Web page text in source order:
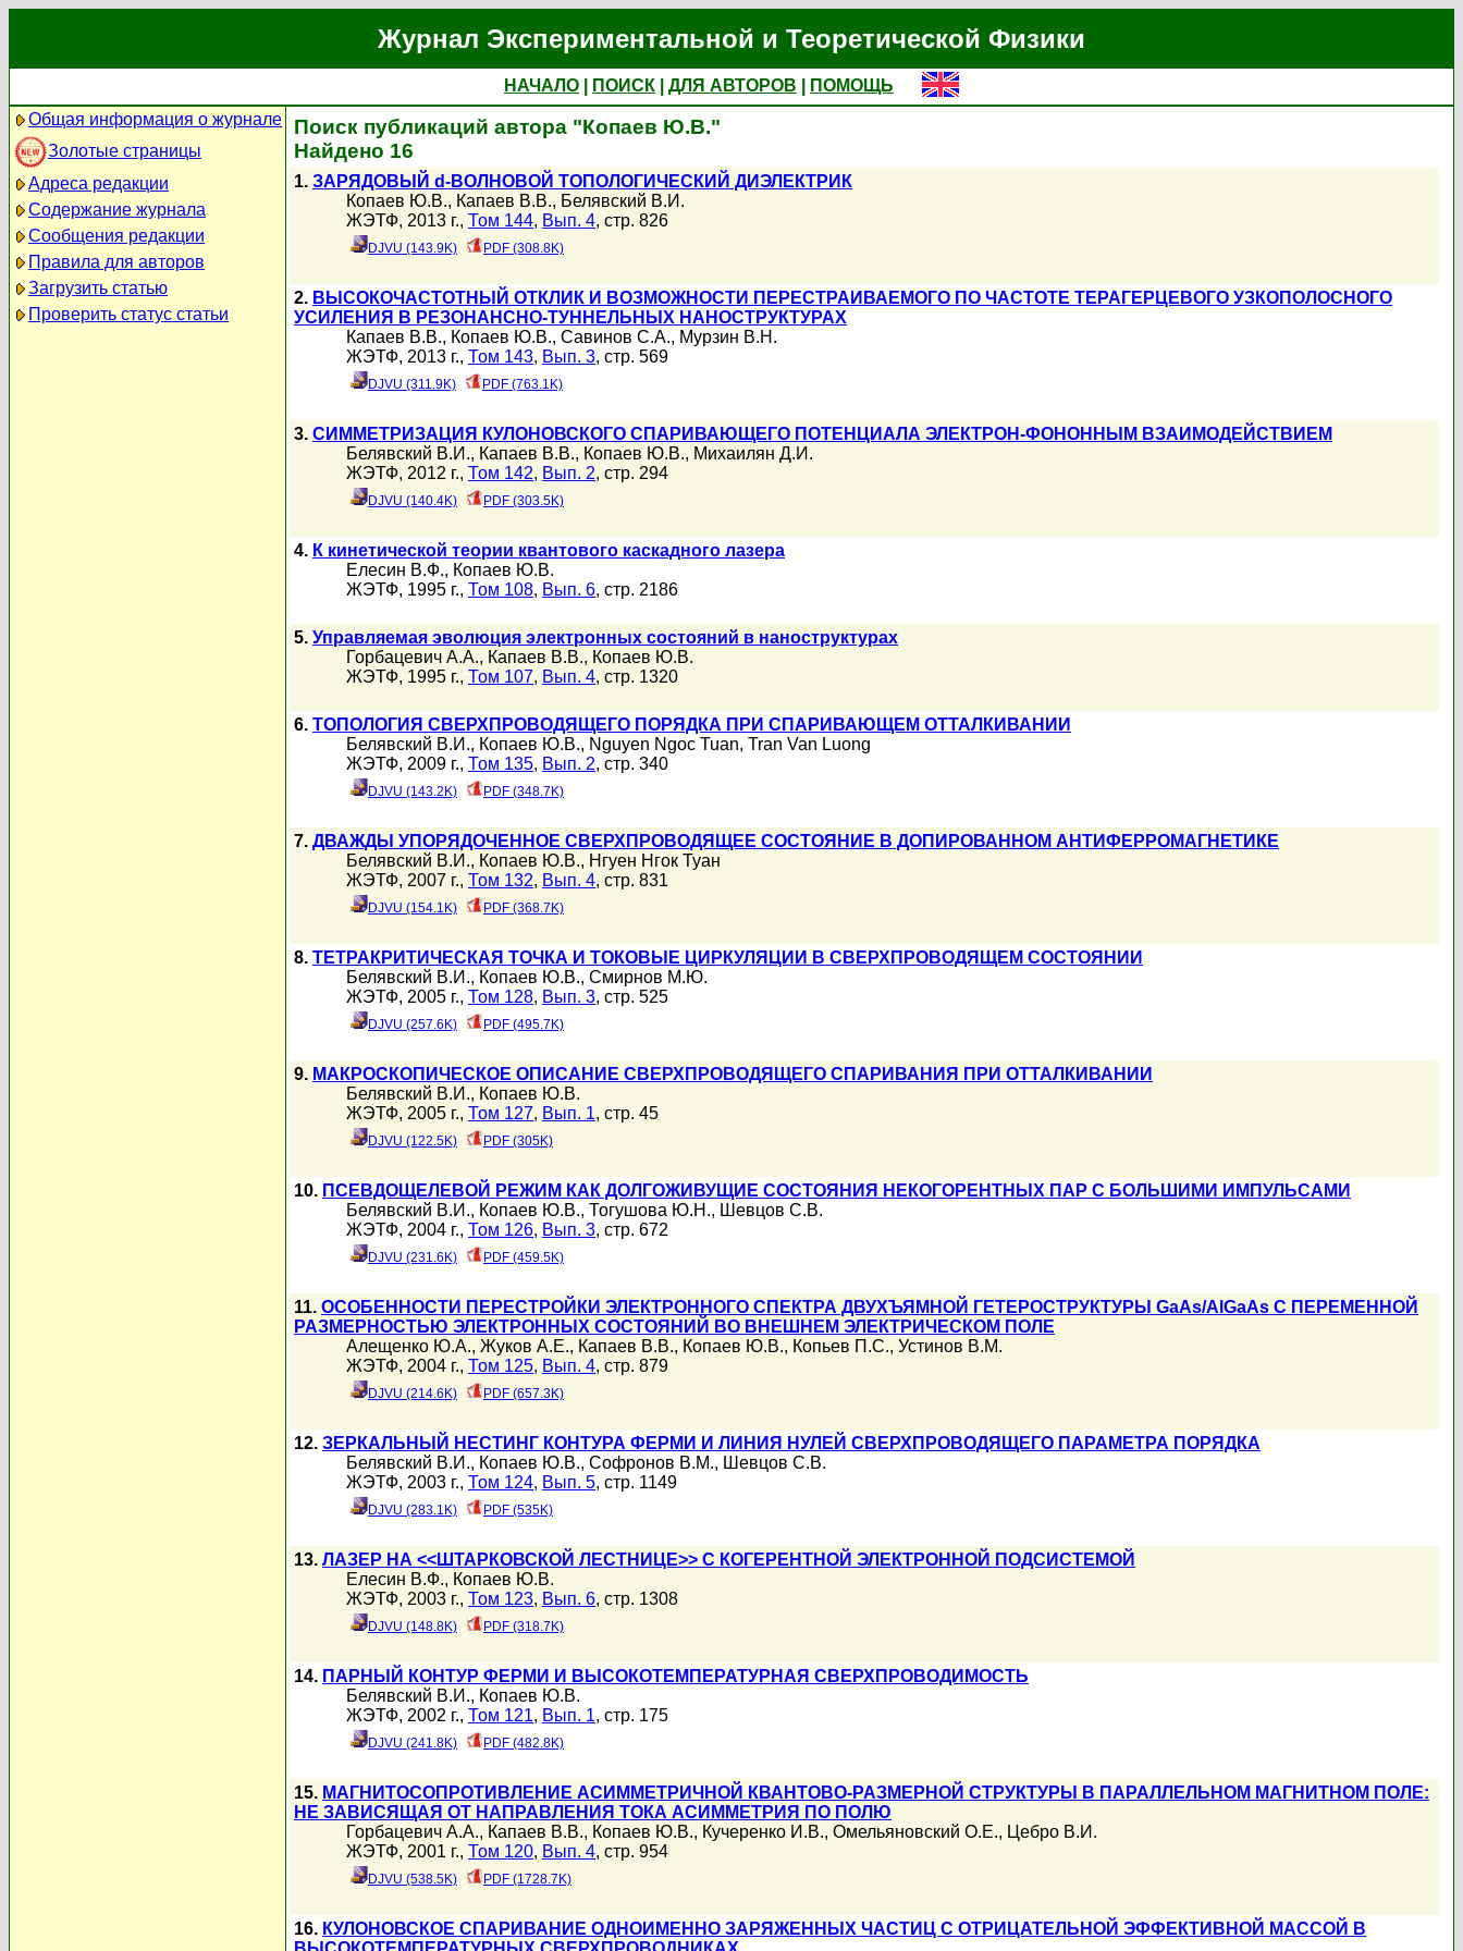
Журнал Экспериментальной и Теоретической Физики
НАЧАЛО ПОИСК ДЛЯ АВТОРОВ
ПОМОЩЬ
Общая информация о журнале
Золотые страницы
Адреса редакции
Содержание журнала
Сообщения редакции
Правила для авторов
Загрузить статью
Проверить статус статьи
Поиск публикаций автора "Копаев Ю.В."
Найдено 16
1. ЗАРЯДОВЫЙ d-ВОЛНОВОЙ ТОПОЛОГИЧЕСКИЙ ДИЭЛЕКТРИК
Копаев Ю.В., Капаев В.В., Белявский В.И.
ЖЭТФ, 2013 г., Том 144, Вып. 4, стр. 826
DJVU (143.9K) PDF (308.8K)
2. ВЫСОКОЧАСТОТНЫЙ ОТКЛИК И ВОЗМОЖНОСТИ ПЕРЕСТРАИВАЕМОГО ПО ЧАСТОТЕ ТЕРАГЕРЦЕВОГО УЗКОПОЛОСНОГО
УСИЛЕНИЯ В РЕЗОНАНСНО-ТУННЕЛЬНЫХ НАНОСТРУКТУРАХ
Капаев В.В., Копаев Ю.В., Савинов С.А., Мурзин В.Н.
ЖЭТФ, 2013 г., Том 143, Вып. 3, стр. 569
DJVU (311.9K) PDF (763.1K)
3. СИММЕТРИЗАЦИЯ КУЛОНОВСКОГО СПАРИВАЮЩЕГО ПОТЕНЦИАЛА ЭЛЕКТРОН-ФОНОННЫМ ВЗАИМОДЕЙСТВИЕМ
Белявский В.И., Капаев В.В., Копаев Ю.В., Михаилян Д.И.
ЖЭТФ, 2012 г., Том 142, Вып. 2, стр. 294
DJVU (140.4K) PDF (303.5K)
4. К кинетической теории квантового каскадного лазера
Елесин В.Ф., Копаев Ю.В.
ЖЭТФ, 1995 г., Том 108, Вып. 6, стр. 2186
5. Управляемая эволюция электронных состояний в наноструктурах
Горбацевич А.А., Капаев В.В., Копаев Ю.В.
ЖЭТФ, 1995 г., Том 107, Вып. 4, стр. 1320
6. ТОПОЛОГИЯ СВЕРХПРОВОДЯЩЕГО ПОРЯДКА ПРИ СПАРИВАЮЩЕМ ОТТАЛКИВАНИИ
Белявский В.И., Копаев Ю.В., Nguyen Ngoc Tuan, Tran Van Luong
ЖЭТФ, 2009 г., Том 135, Вып. 2, стр. 340
DJVU (143.2K) PDF (348.7K)
7. ДВАЖДЫ УПОРЯДОЧЕННОЕ СВЕРХПРОВОДЯЩЕЕ СОСТОЯНИЕ В ДОПИРОВАННОМ АНТИФЕРРОМАГНЕТИКЕ
Белявский В.И., Копаев Ю.В., Нгуен Нгок Туан
ЖЭТФ, 2007 г., Том 132, Вып. 4, стр. 831
DJVU (154.1K) PDF (368.7K)
8. ТЕТРАКРИТИЧЕСКАЯ ТОЧКА И ТОКОВЫЕ ЦИРКУЛЯЦИИ В СВЕРХПРОВОДЯЩЕМ СОСТОЯНИИ
Белявский В.И., Копаев Ю.В., Смирнов М.Ю.
ЖЭТФ, 2005 г., Том 128, Вып. 3, стр. 525
DJVU (257.6K) PDF (495.7K)
9. МАКРОСКОПИЧЕСКОЕ ОПИСАНИЕ СВЕРХПРОВОДЯЩЕГО СПАРИВАНИЯ ПРИ ОТТАЛКИВАНИИ
Белявский В.И., Копаев Ю.В.
ЖЭТФ, 2005 г., Том 127, Вып. 1, стр. 45
DJVU (122.5K) PDF (305K)
10. ПСЕВДОЩЕЛЕВОЙ РЕЖИМ КАК ДОЛГОЖИВУЩИЕ СОСТОЯНИЯ НЕКОГОРЕНТНЫХ ПАР С БОЛЬШИМИ ИМПУЛЬСАМИ
Белявский В.И., Копаев Ю.В., Тогушова Ю.Н., Шевцов С.В.
ЖЭТФ, 2004 г., Том 126, Вып. 3, стр. 672
DJVU (231.6K) PDF (459.5K)
11. ОСОБЕННОСТИ ПЕРЕСТРОЙКИ ЭЛЕКТРОННОГО СПЕКТРА ДВУХЪЯМНОЙ ГЕТЕРОСТРУКТУРЫ GaAs/AlGaAs С ПЕРЕМЕННОЙ
РАЗМЕРНОСТЬЮ ЭЛЕКТРОННЫХ СОСТОЯНИЙ ВО ВНЕШНЕМ ЭЛЕКТРИЧЕСКОМ ПОЛЕ
Алещенко Ю.А., Жуков А.Е., Капаев В.В., Копаев Ю.В., Копьев П.С., Устинов В.М.
ЖЭТФ, 2004 г., Том 125, Вып. 4, стр. 879
DJVU (214.6K) PDF (657.3K)
12. ЗЕРКАЛЬНЫЙ НЕСТИНГ КОНТУРА ФЕРМИ И ЛИНИЯ НУЛЕЙ СВЕРХПРОВОДЯЩЕГО ПАРАМЕТРА ПОРЯДКА
Белявский В.И., Копаев Ю.В., Софронов В.М., Шевцов С.В.
ЖЭТФ, 2003 г., Том 124, Вып. 5, стр. 1149
DJVU (283.1K) PDF (535K)
13. ЛАЗЕР НА <<ШТАРКОВСКОЙ ЛЕСТНИЦЕ>> С КОГЕРЕНТНОЙ ЭЛЕКТРОННОЙ ПОДСИСТЕМОЙ
Елесин В.Ф., Копаев Ю.В.
ЖЭТФ, 2003 г., Том 123, Вып. 6, стр. 1308
DJVU (148.8K) PDF (318.7K)
14. ПАРНЫЙ КОНТУР ФЕРМИ И ВЫСОКОТЕМПЕРАТУРНАЯ СВЕРХПРОВОДИМОСТЬ
Белявский В.И., Копаев Ю.В.
ЖЭТФ, 2002 г., Том 121, Вып. 1, стр. 175
DJVU (241.8K) PDF (482.8K)
15. МАГНИТОСОПРОТИВЛЕНИЕ АСИММЕТРИЧНОЙ КВАНТОВО-РАЗМЕРНОЙ СТРУКТУРЫ В ПАРАЛЛЕЛЬНОМ МАГНИТНОМ ПОЛЕ:
НЕ ЗАВИСЯЩАЯ ОТ НАПРАВЛЕНИЯ ТОКА АСИММЕТРИЯ ПО ПОЛЮ
Горбацевич А.А., Капаев В.В., Копаев Ю.В., Кучеренко И.В., Омельяновский О.Е., Цебро В.И.
ЖЭТФ, 2001 г., Том 120, Вып. 4, стр. 954
DJVU (538.5K) PDF (1728.7K)
16. КУЛОНОВСКОЕ СПАРИВАНИЕ ОДНОИМЕННО ЗАРЯЖЕННЫХ ЧАСТИЦ С ОТРИЦАТЕЛЬНОЙ ЭФФЕКТИВНОЙ МАССОЙ В